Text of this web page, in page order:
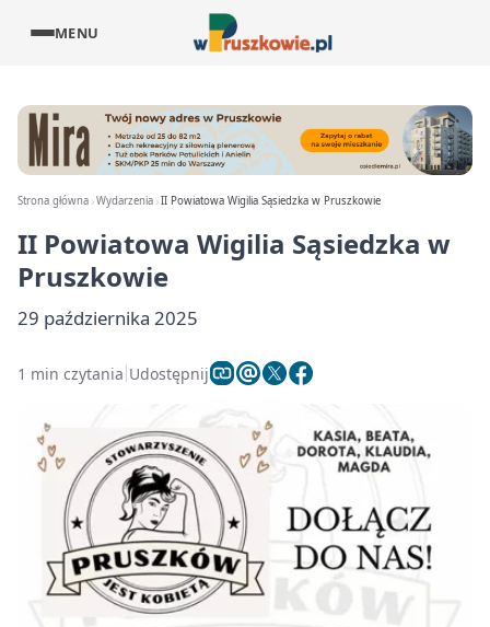
MENU
Strona główna Wydarzenia II Powiatowa Wigilia Sąsiedzka w Pruszkowie
II Powiatowa Wigilia Sąsiedzka w
Pruszkowie
29 października 2025
1 min czytania Udostępnij